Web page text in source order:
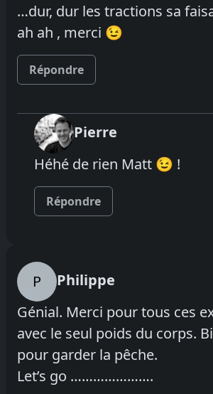
…dur, dur les tractions sa
ah ah , merci 😉
Répondre
Pierre
Héhé de rien Matt 😉 !
Répondre
P
Philippe
Génial. Merci pour tous ces
avec le seul poids du corps.
pour garder la pêche.
Let’s go ………………….